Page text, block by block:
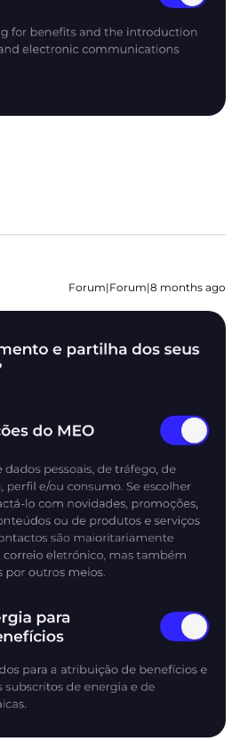
Forum|Forum|8 months ago